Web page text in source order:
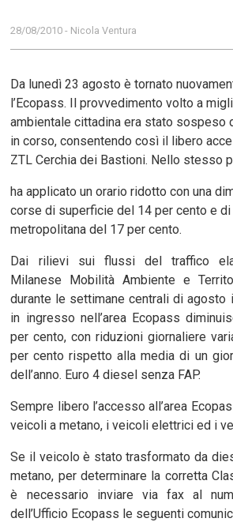
28/08/2010 - Nicola Ventura
Da lunedì 23 agosto è tornato
l’Ecopass. Il provvedimento volto a
ambientale cittadina era stato sospeso
in corso, consentendo così il libero
ZTL Cerchia dei Bastioni. Nello stesso
ha applicato un orario ridotto con una
corse di superficie del 14 per cento e
metropolitana del 17 per cento.
Dai rilievi sui flussi del traffico
Milanese Mobilità Ambiente e
durante le settimane centrali di agosto
in ingresso nell’area Ecopass
per cento, con riduzioni giornaliere
per cento rispetto alla media di un
dell’anno. Euro 4 diesel senza FAP.
Sempre libero l’accesso all’area
veicoli a metano, i veicoli elettrici ed i
Se il veicolo è stato trasformato da
metano, per determinare la corretta
è necessario inviare via fax al
dell’Ufficio Ecopass le seguenti